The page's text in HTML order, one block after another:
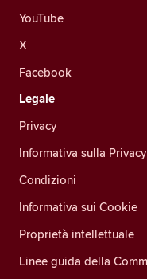
YouTube
X
Facebook
Legale
Privacy
Informativa sulla
Condizioni
Informativa sui Cookie
Proprietà intellettuale
Linee guida della